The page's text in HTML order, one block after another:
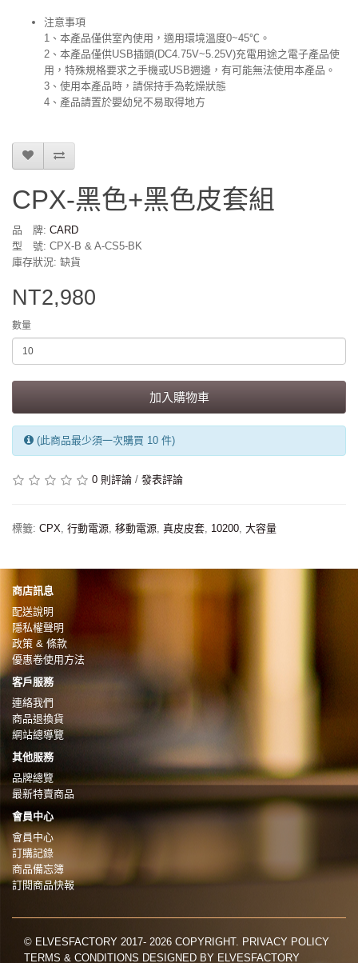
注意事項
1、本產品僅供室內使用，適用環境溫度0~45℃。
2、本產品僅供USB插頭(DC4.75V~5.25V)充電用途之電子產品使
用，特殊規格要求之手機或USB週邊，有可能無法使用本產品。
3、使用本產品時，請保持手為乾燥狀態
4、產品請置於嬰幼兒不易取得地方
CPX-黑色+黑色皮套組
品 牌: CARD
型 號: CPX-B & A-CS5-BK
庫存狀況: 缺貨
NT2,980
數量
加入購物車
(此商品最少須一次購買 10 件)
0 則評論 / 發表評論
標籤: CPX, 行動電源, 移動電源, 真皮皮套, 10200, 大容量
商店訊息
配送說明
隱私權聲明
政策 & 條款
優惠卷使用方法
客戶服務
連絡我們
商品退換貨
網站總導覽
其他服務
品牌總覽
最新特賣商品
會員中心
會員中心
訂購記錄
商品備忘簿
訂閱商品快報
© ELVESFACTORY 2017- 2026 COPYRIGHT. PRIVACY POLICY
TERMS & CONDITIONS DESIGNED BY ELVESFACTORY